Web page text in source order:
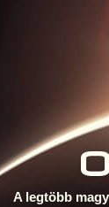
A legtöbb